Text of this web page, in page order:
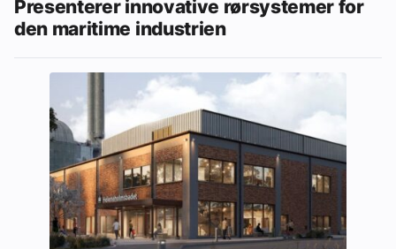
Presenterer innovative rørsystemer for
den maritime industrien